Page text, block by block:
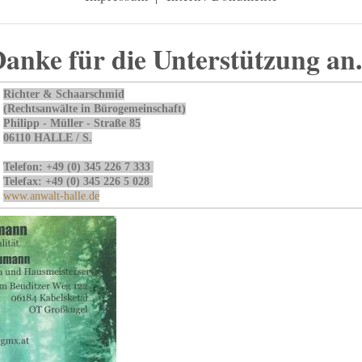
für die Unterstützung
Richter & Schaarschmid
(Rechtsanwälte in Bürogemeinschaft)
Philipp - Müller - Straße 85
06110 HALLE / S.
Telefon: +49 (0) 345 226 7 333
Telefax: +49 (0) 345 226 5 028
www.anwalt-halle.de